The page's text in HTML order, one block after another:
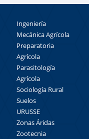
Ingeniería
Mecánica Agrícola
Preparatoria
Agrícola
Parasitología
Agrícola
Sociología Rural
Suelos
URUSSE
Zonas Áridas
Zootecnia